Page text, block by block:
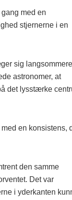
med en
stjernerne i en
sig
astronomer, at
det lysstærke
en konsistens,
den samme
Det var
i yderkanten